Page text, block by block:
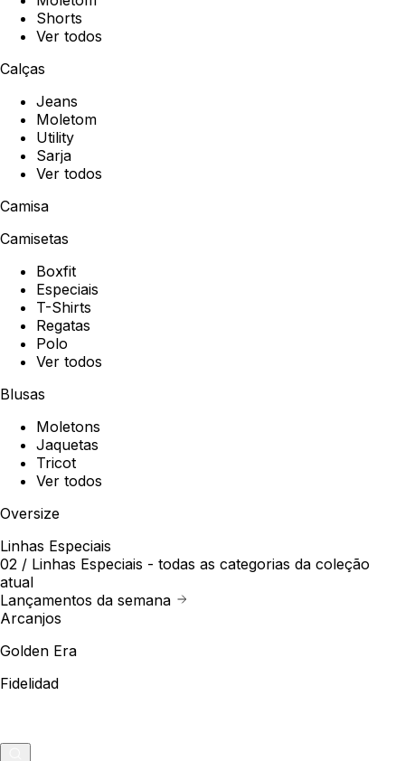
Shorts
Ver todos
Calças
Jeans
Moletom
Utility
Sarja
Ver todos
Camisa
Camisetas
Boxfit
Especiais
T-Shirts
Regatas
Polo
Ver todos
Blusas
Moletons
Jaquetas
Tricot
Ver todos
Oversize
Linhas Especiais
02 / Linhas Especiais - todas as categorias da coleção
atual
Lançamentos da semana
Arcanjos
Golden Era
Fidelidad